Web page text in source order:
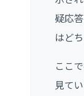
疑応
はど
ここ
見て